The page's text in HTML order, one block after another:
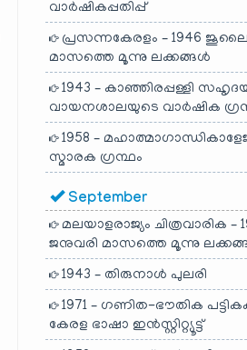
വാർഷികപ്പതിപ്പ്
പ്രസന്നകേരളം – 1946 ജൂലൈ
മാസത്തെ മൂന്നു ലക്കങ്ങൾ
1943 – കാഞ്ഞിരപ്പള്ളി
വായനശാലയുടെ വാർഷിക
1958 –
സ്മാരക ഗ്രന്ഥം
September
മലയാളരാജ്യം ചിത്രവാരിക –
ജനുവരി മാസത്തെ മൂന്നു
1943 – തിരുനാൾ പുലരി
1971 – ഗണിത-ഭൗതിക
കേരള ഭാഷാ ഇൻസ്റ്റിറ്റ്യൂട്ട്